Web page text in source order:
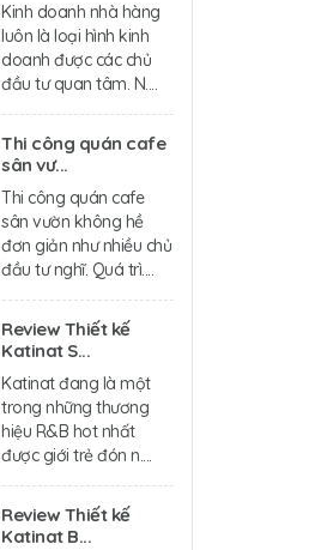
Kinh doanh nhà hàng
luôn là loại hình kinh
doanh được các chủ
đầu tư quan tâm. N....
Thi công quán cafe
sân vư...
Thi công quán cafe
sân vườn không hề
đơn giản như nhiều chủ
đầu tư nghĩ. Quá trì....
Review Thiết kế
Katinat S...
Katinat đang là một
trong những thương
hiệu R&B hot nhất
được giới trẻ đón n....
Review Thiết kế
Katinat B...